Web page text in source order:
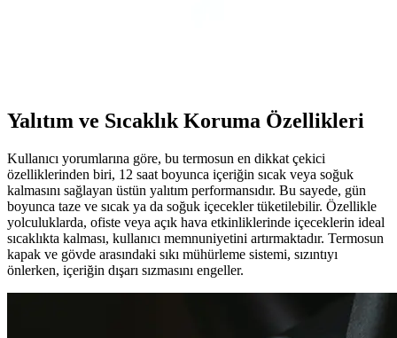
Yalıtım ve Sıcaklık Koruma Özellikleri
Kullanıcı yorumlarına göre, bu termosun en dikkat çekici
özelliklerinden biri, 12 saat boyunca içeriğin sıcak veya soğuk
kalmasını sağlayan üstün yalıtım performansıdır. Bu sayede, gün
boyunca taze ve sıcak ya da soğuk içecekler tüketilebilir. Özellikle
yolculuklarda, ofiste veya açık hava etkinliklerinde içeceklerin ideal
sıcaklıkta kalması, kullanıcı memnuniyetini artırmaktadır. Termosun
kapak ve gövde arasındaki sıkı mühürleme sistemi, sızıntıyı
önlerken, içeriğin dışarı sızmasını engeller.